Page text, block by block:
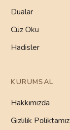
Dualar
Cüz Oku
Hadisler
KURUMSAL
Hakkımızda
Gizlilik Poliktamız